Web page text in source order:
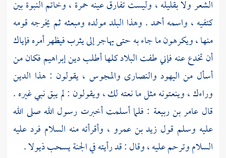
الشعر ولا بقليله ، وليست تفارق عينه حمرة ، وخاتم النبوة بين
كتفيه ، واسمه أحمد . وهذا البلد مولده ومبعثه ثم يخرجه قومه
منها ، ويكرهون ما جاء به حتى يهاجر إلى يثرب فيظهر أمره فإياك
أن تخدع عنه فإني طفت البلاد كلها أطلب دينإبراهيمفكان من
أسأل من اليهود والنصارى والمجوس ، يقولون : هذا الدين
وراءك ، وينعتونه مثل ما نعته لك ، ويقولون : لم يبق نبي غيره .
قال عامر بن ربيعة : فلما أسلمت أخبرت رسول الله صلى الله
عليه وسلم قول زيد بن عمرو ، وأقرأته منه السلام فرد عليه
السلام وترحم عليه ، وقال : قد رأيته في الجنة يسحب ذيولا .